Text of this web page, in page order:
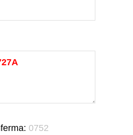
0752